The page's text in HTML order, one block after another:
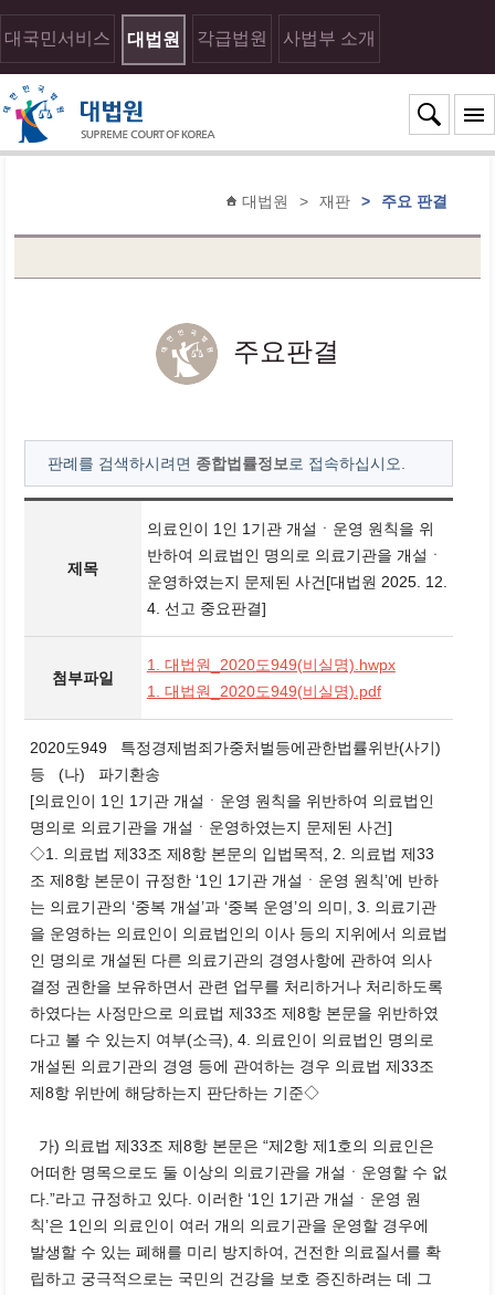
대국민서비스 대법원 각급법원 사법부 소개
대법원 > 재판 > 주요 판결
주요판결
판례를 검색하시려면 종합법률정보 로 접속하십시오.
제목
의료인이 1인 1기관 개설ㆍ운영 원칙을 위
반하여 의료법인 명의로 의료기관을 개설ㆍ
운영하였는지 문제된 사건[대법원 2025. 12.
4. 선고 중요판결]
첨부파일
1. 대법원_2020도949(비실명).hwpx
1. 대법원_2020도949(비실명).pdf
2020도949 특정경제범죄가중처벌등에관한법률위반(사기)
등 (나) 파기환송
[의료인이 1인 1기관 개설ㆍ운영 원칙을 위반하여 의료법인
명의로 의료기관을 개설ㆍ운영하였는지 문제된 사건]
◇1. 의료법 제33조 제8항 본문의 입법목적, 2. 의료법 제33
조 제8항 본문이 규정한 ‘1인 1기관 개설ㆍ운영 원칙’에 반하
는 의료기관의 ‘중복 개설’과 ‘중복 운영’의 의미, 3. 의료기관
을 운영하는 의료인이 의료법인의 이사 등의 지위에서 의료법
인 명의로 개설된 다른 의료기관의 경영사항에 관하여 의사
결정 권한을 보유하면서 관련 업무를 처리하거나 처리하도록
하였다는 사정만으로 의료법 제33조 제8항 본문을 위반하였
다고 볼 수 있는지 여부(소극), 4. 의료인이 의료법인 명의로
개설된 의료기관의 경영 등에 관여하는 경우 의료법 제33조
제8항 위반에 해당하는지 판단하는 기준◇
가) 의료법 제33조 제8항 본문은 “제2항 제1호의 의료인은
어떠한 명목으로도 둘 이상의 의료기관을 개설ㆍ운영할 수 없
다.”라고 규정하고 있다. 이러한 ‘1인 1기관 개설ㆍ운영 원
칙’은 1인의 의료인이 여러 개의 의료기관을 운영할 경우에
발생할 수 있는 폐해를 미리 방지하여, 건전한 의료질서를 확
립하고 궁극적으로는 국민의 건강을 보호 증진하려는 데 그